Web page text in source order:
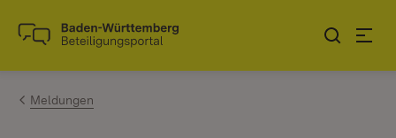
Zum Inhalt springen
Link zur Startseite
Meldungen